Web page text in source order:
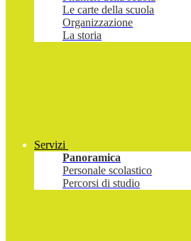
Le carte della scuola
Organizzazione
La storia
Servizi
Panoramica
Personale scolastico
Percorsi di studio